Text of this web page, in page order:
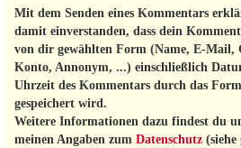
Mit dem Senden eines Kommentars
damit einverstanden, dass dein
von dir gewählten Form (Name, E-Mail,
Konto, Annonym, ...) einschließlich
Uhrzeit des Kommentars durch das
gespeichert wird.
Weitere Informationen dazu findest du
meinen Angaben zum Datenschutz (siehe